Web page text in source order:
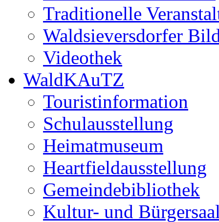
Traditionelle
Waldsieversdorfer
Videothek
WaldKAuTZ
Touristinformation
Schulausstellung
Heimatmuseum
Heartfieldausstellung
Gemeindebibliothek
Kultur- und